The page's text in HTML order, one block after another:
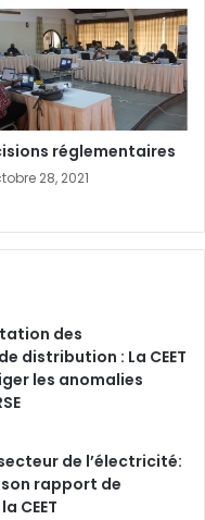
réglementaires
28, 2021
des
distribution : La CEET
les anomalies
de l’électricité:
son rapport de
CEET